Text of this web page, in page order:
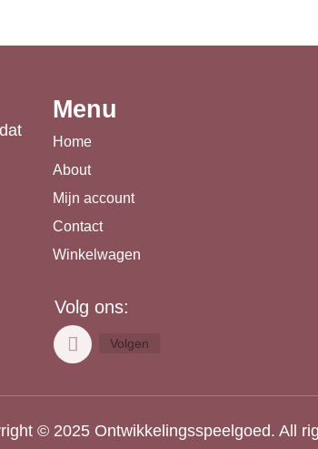
Menu
Home
About
Mijn account
Contact
Winkelwagen
Volg ons:
Volgen
© 2025 Ontwikkelingsspeelgoed. All